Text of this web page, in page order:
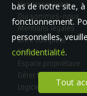
Nos Honoraires
Qui sommes-nous
Mentions légales
Offre complète
Plan du site
Espace propriétaire
Gérer les cookies
Logiciel de
bas de notre site,
fonctionnement.
personnelles,
confidentialité.
Tout